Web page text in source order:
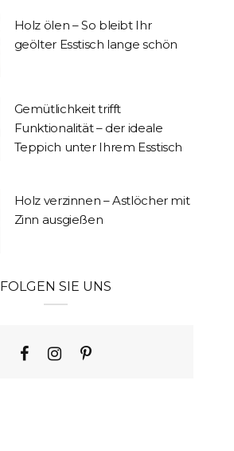
Holz ölen – So bleibt Ihr
geölter Esstisch lange schön
Gemütlichkeit trifft
Funktionalität – der ideale
Teppich unter Ihrem Esstisch
Holz verzinnen – Astlöcher mit
Zinn ausgießen
FOLGEN SIE UNS